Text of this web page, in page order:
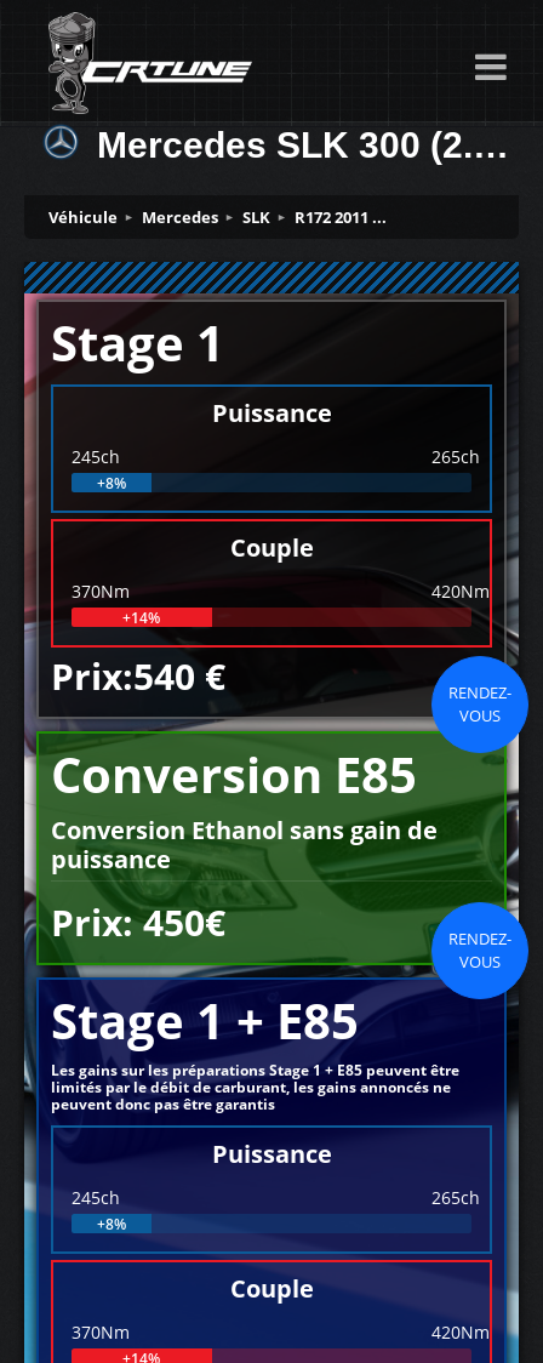
Mercedes SLK 300 (2.0T) 245ch
Véhicule Mercedes SLK R172 2011 ...
Stage 1
Puissance
245ch 265ch
+8%
Couple
370Nm 420Nm
+14%
Prix:540 €
RENDEZ-
VOUS
Conversion E85
Conversion Ethanol sans gain de
puissance
Prix: 450€
RENDEZ-
VOUS
Stage 1 + E85
Les gains sur les préparations Stage 1 + E85 peuvent être
limités par le débit de carburant, les gains annoncés ne
peuvent donc pas être garantis
Puissance
245ch 265ch
+8%
Couple
370Nm 420Nm
+14%